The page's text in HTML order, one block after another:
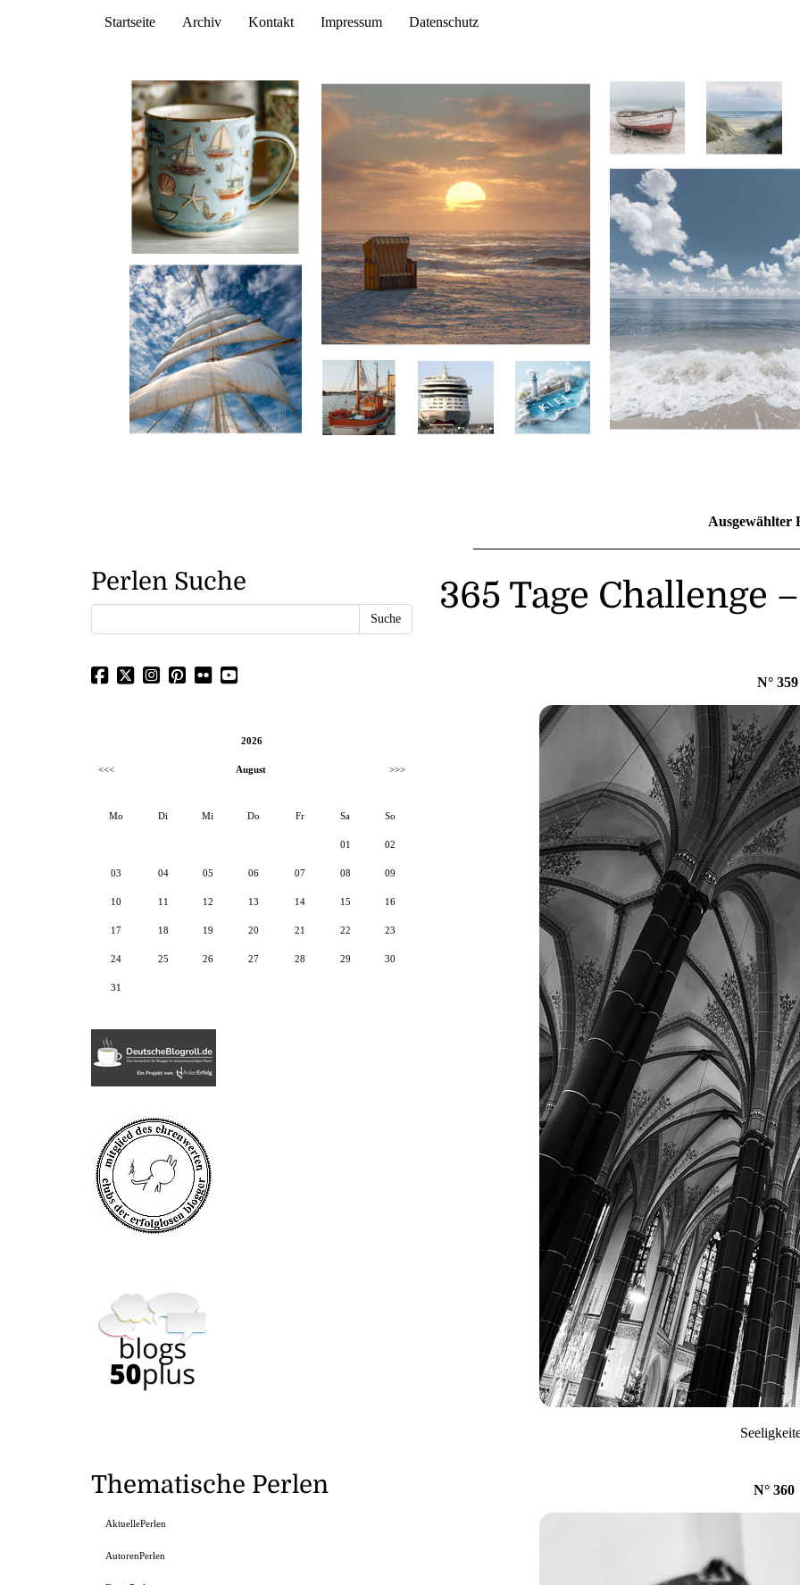
Startseite Archiv Kontakt Impressum Datenschutz
Ausgewählter
365 Tage Challenge
N° 359
N° 360
Perlen Suche
2026
<<< August >>>
Mo Di Mi Do Fr Sa So
01 02
03 04 05 06 07 08 09
10 11 12 13 14 15 16
17 18 19 20 21 22 23
24 25 26 27 28 29 30
31
Thematische Perlen
AktuellePerlen
AutorenPerlen